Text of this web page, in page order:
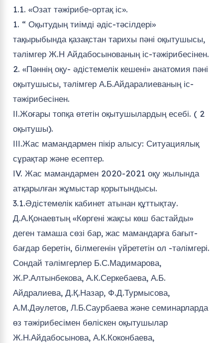
1.1. «Озат тәжірибе-ортақ іс».
1. “ Оқытудың тиімді әдіс-тәсілдері»
тақырыбында қазақстан тарихы пәні оқытушысы,
тәлімгер Ж.Н Айдабосынованың іс-тәжірибесінен.
2. «Пәннің оқу- әдістемелік кешені» анатомия пәні
оқытушысы, тәлімгер А.Б.Айдаралиеваның іс-
тәжірибесінен.
ІІ.Жоғары топқа өтетін оқытушылардың есебі. ( 2
оқытушы).
ІІІ.Жас мамандармен пікір алысу: Ситуациялық
сұрақтар және есептер.
ІV. Жас мамандармен 2020-2021 оқу жылында
атқарылған жұмыстар қорытындысы.
3.1.Әдістемелік кабинет атынан құттықтау.
Д.А.Қонаевтың «Көргені жақсы көш бастайды»
деген тамаша сөзі бар, жас мамандарға бағыт-
бағдар беретін, білмегенін үйрететін ол -тәлімгері.
Сондай тәлімгерлер Б.С.Мадимарова,
Ж.Р.Алтынбекова, А.К.Серкебаева, А.Б.
Айдралиева, Д.Қ.Назар, Ф.Д.Турмысова,
А.М.Дәулетов, Л.Б.Саурбаева және семинарларда
өз тәжірибесімен бөліскен оқытушылар
Ж.Н.Айдабосынова, А.К.Коконбаева,